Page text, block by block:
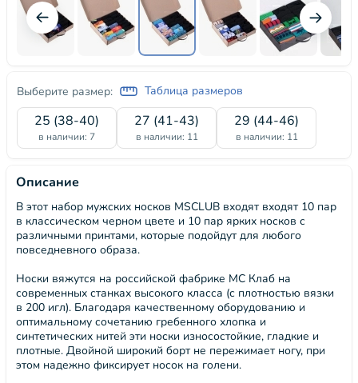
Выберите размер: Таблица размеров
25 (38-40)
в наличии: 7
27 (41-43)
в наличии: 11
29 (44-46)
в наличии: 11
Описание
В этот набор мужских носков MSCLUB входят входят 10 пар
в классическом черном цвете и 10 пар ярких носков с
различными принтами, которые подойдут для любого
повседневного образа.
Носки вяжутся на российской фабрике МС Клаб на
современных станках высокого класса (с плотностью вязки
в 200 игл). Благодаря качественному оборудованию и
оптимальному сочетанию гребенного хлопка и
синтетических нитей эти носки износостойкие, гладкие и
плотные. Двойной широкий борт не пережимает ногу, при
этом надежно фиксирует носок на голени.